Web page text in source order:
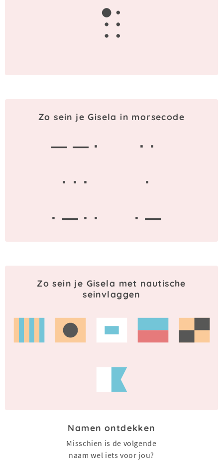
a
Zo sein je Gisela in morsecode
— — ·
· ·
· · ·
·
· — · ·
· —
Zo sein je Gisela met nautische
seinvlaggen
Namen ontdekken
Misschien is de volgende
naam wel iets voor jou?